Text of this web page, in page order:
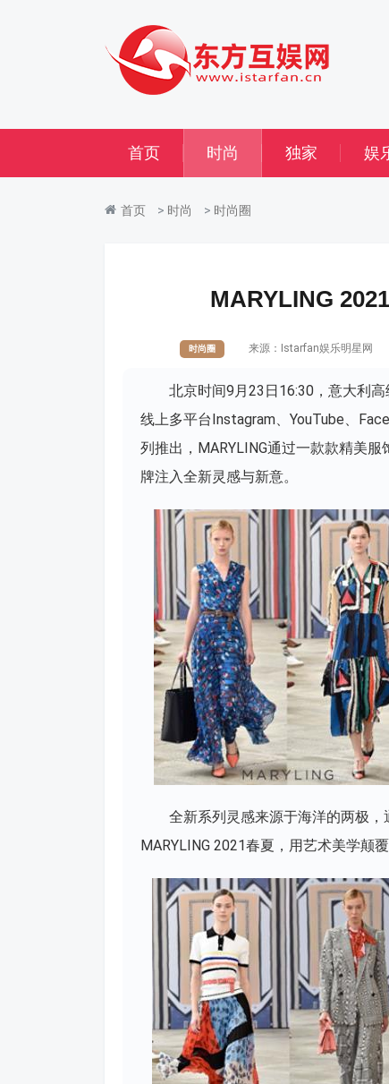
首页 时尚 独家 娱
首页 > 时尚 > 时尚圈
MARYLING
时尚圈 来源： Istarfan娱乐明星网
北京时间9月23日16:30，意大利
线上多平台Instagram、YouTube、
列推出，MARYLING通过一款款精美
牌注入全新灵感与新意。
全新系列灵感来源于海洋的两极
MARYLING 2021春夏，用艺术美学颠